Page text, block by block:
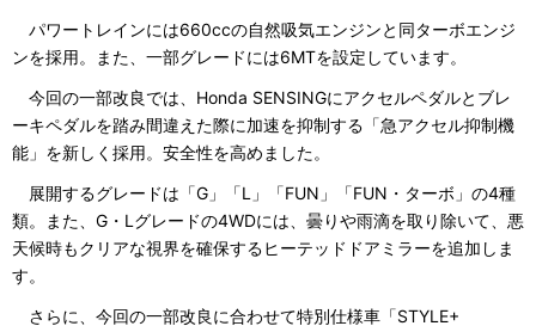
パワートレインには660ccの自然吸気エンジンと同ターボエンジ
ンを採用。また、一部グレードには6MTを設定しています。
今回の一部改良では、Honda SENSINGにアクセルペダルとブレ
ーキペダルを踏み間違えた際に加速を抑制する「急アクセル抑制機
能」を新しく採用。安全性を高めました。
展開するグレードは「G」「L」「FUN」「FUN・ターボ」の4種
類。また、G・Lグレードの4WDには、曇りや雨滴を取り除いて、悪
天候時もクリアな視界を確保するヒーテッドドアミラーを追加しま
す。
さらに、今回の一部改良に合わせて特別仕様車「STYLE+